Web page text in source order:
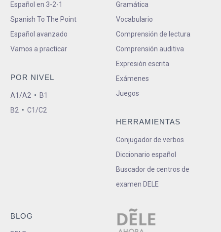
Español en 3-2-1
Spanish To The Point
Español avanzado
Vamos a practicar
POR NIVEL
A1/A2 • B1
B2 • C1/C2
Gramática
Vocabulario
Comprensión de lectura
Comprensión auditiva
Expresión escrita
Exámenes
Juegos
HERRAMIENTAS
Conjugador de verbos
Diccionario español
Buscador de centros de
examen DELE
BLOG